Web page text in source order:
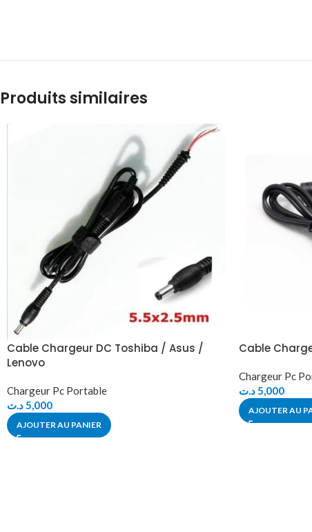
Produits similaires
Cable Chargeur DC Toshiba / Asus /
Lenovo
Chargeur Pc Portable
5,000د.ت
AJOUTER AU PANIER
Cable
Chargeur Pc
5,000د.ت
AJOUTER AU